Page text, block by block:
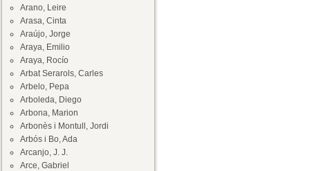
Arano, Leire
Arasa, Cinta
Araújo, Jorge
Araya, Emilio
Araya, Rocío
Arbat Serarols, Carles
Arbelo, Pepa
Arboleda, Diego
Arbona, Marion
Arbonès i Montull, Jordi
Arbós i Bo, Ada
Arcanjo, J. J.
Arce, Gabriel